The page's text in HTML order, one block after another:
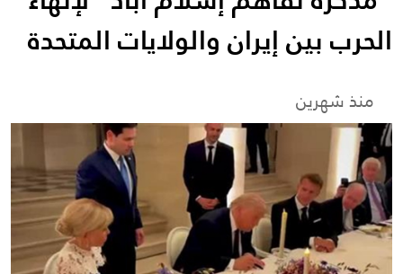
الحرب بين إيران والولايات المتحدة
منذ شهرين